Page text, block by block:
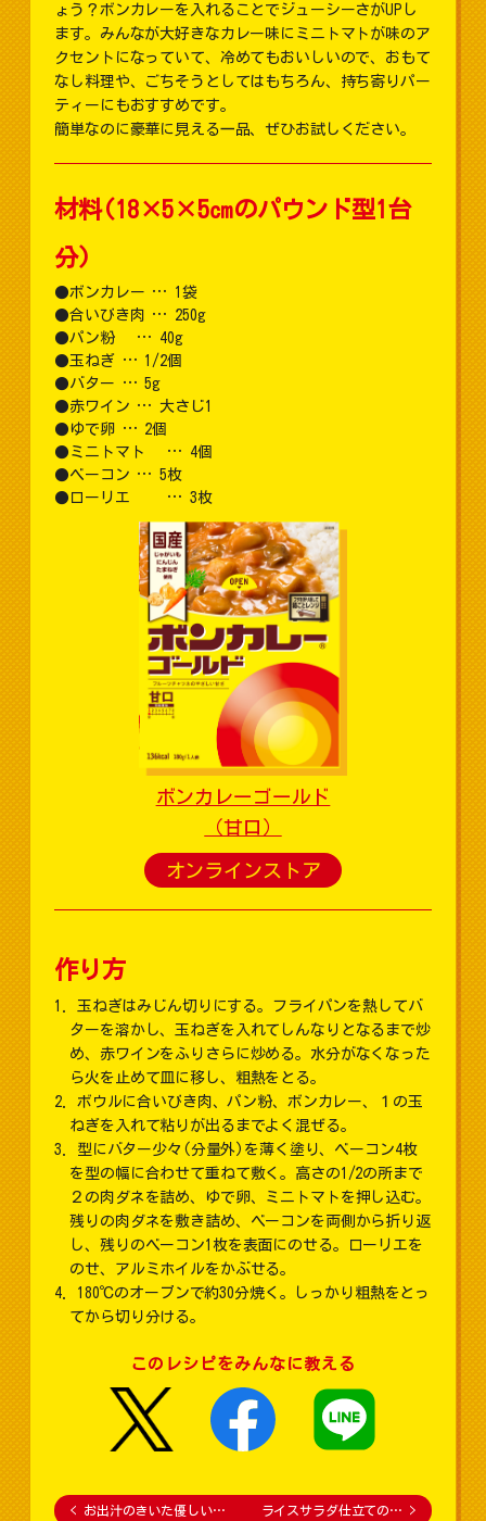
ょう？ボンカレーを入れることでジューシーさがUPし
ます。みんなが大好きなカレー味にミニトマトが味のア
クセントになっていて、冷めてもおいしいので、おもて
なし料理や、ごちそうとしてはもちろん、持ち寄りパー
ティーにもおすすめです。
簡単なのに豪華に見える一品、ぜひお試しください。
材料(18×5×5㎝のパウンド型1台
分)
ボンカレー … 1袋
合いびき肉 … 250g
パン粉 … 40g
玉ねぎ … 1/2個
バター … 5g
赤ワイン … 大さじ1
ゆで卵 … 2個
ミニトマト … 4個
ベーコン … 5枚
ローリエ … 3枚
ボンカレーゴールド
（甘口）
オンラインストア
作り方
玉ねぎはみじん切りにする。フライパンを熱してバ
ターを溶かし、玉ねぎを入れてしんなりとなるまで炒
め、赤ワインをふりさらに炒める。水分がなくなった
ら火を止めて皿に移し、粗熱をとる。
ボウルに合いびき肉、パン粉、ボンカレー、１の玉
ねぎを入れて粘りが出るまでよく混ぜる。
型にバター少々(分量外)を薄く塗り、ベーコン4枚
を型の幅に合わせて重ねて敷く。高さの1/2の所まで
２の肉ダネを詰め、ゆで卵、ミニトマトを押し込む。
残りの肉ダネを敷き詰め、ベーコンを両側から折り返
し、残りのベーコン1枚を表面にのせる。ローリエを
のせ、アルミホイルをかぶせる。
180℃のオーブンで約30分焼く。しっかり粗熱をとっ
てから切り分ける。
このレシピをみんなに教える
< お出汁のきいた優しい… ライスサラダ仕立ての… >